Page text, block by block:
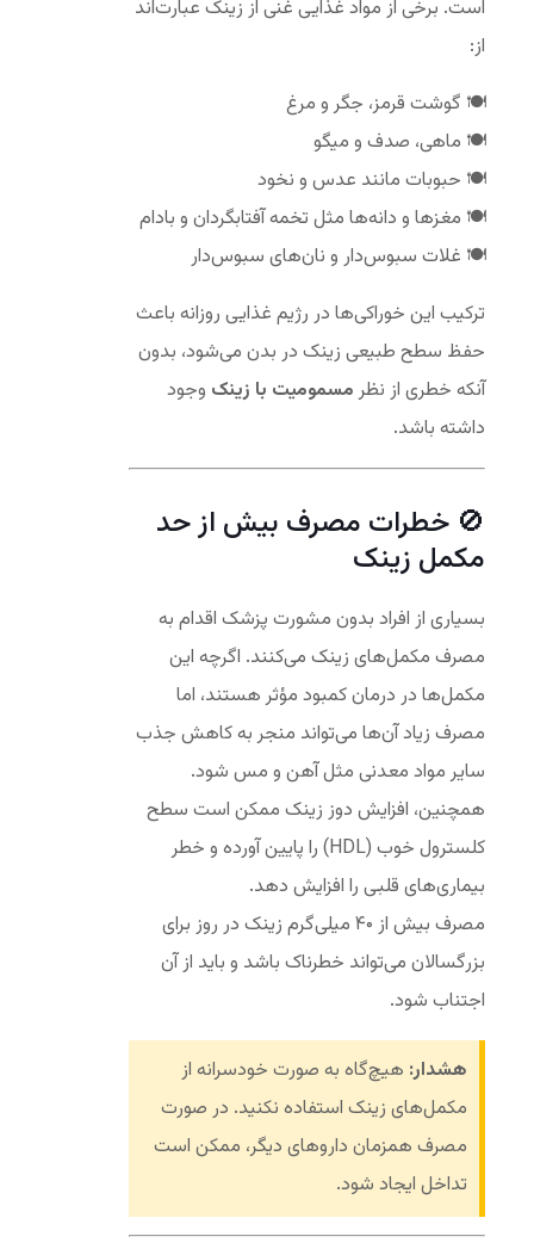
است. برخی از مواد غذایی غنی از زینک عبارت‌اند
از:
گوشت قرمز، جگر و مرغ
ماهی، صدف و میگو
حبوبات مانند عدس و نخود
مغزها و دانه‌ها مثل تخمه آفتابگردان و بادام
غلات سبوس‌دار و نان‌های سبوس‌دار
ترکیب این خوراکی‌ها در رژیم غذایی روزانه باعث
حفظ سطح طبیعی زینک در بدن می‌شود، بدون
آنکه خطری از نظرمسمومیت با زینک وجود
داشته باشد.
🚫 خطرات مصرف بیش از حد
مکمل زینک
بسیاری از افراد بدون مشورت پزشک اقدام به
مصرف مکمل‌های زینک می‌کنند. اگرچه این
مکمل‌ها در درمان کمبود مؤثر هستند، اما
مصرف زیاد آن‌ها می‌تواند منجر به کاهش جذب
سایر مواد معدنی مثل آهن و مس شود.
همچنین، افزایش دوز زینک ممکن است سطح
کلسترول خوب (HDL) را پایین آورده و خطر
بیماری‌های قلبی را افزایش دهد.
مصرف بیش از ۴۰ میلی‌گرم زینک در روز برای
بزرگسالان می‌تواند خطرناک باشد و باید از آن
اجتناب شود.
هشدار: هیچ‌گاه به صورت خودسرانه از
مکمل‌های زینک استفاده نکنید. در صورت
مصرف همزمان داروهای دیگر، ممکن است
تداخل ایجاد شود.